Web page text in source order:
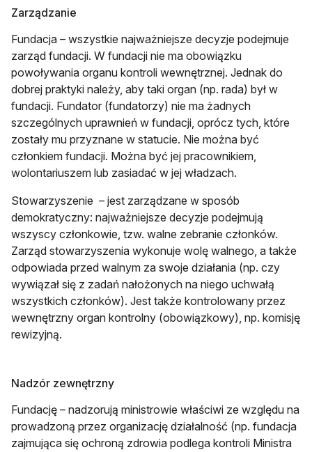
Zarządzanie
Fundacja – wszystkie najważniejsze decyzje podejmuje
zarząd fundacji. W fundacji nie ma obowiązku
powoływania organu kontroli wewnętrznej. Jednak do
dobrej praktyki należy, aby taki organ (np. rada) był w
fundacji. Fundator (fundatorzy) nie ma żadnych
szczególnych uprawnień w fundacji, oprócz tych, które
zostały mu przyznane w statucie. Nie można być
członkiem fundacji. Można być jej pracownikiem,
wolontariuszem lub zasiadać w jej władzach.
Stowarzyszenie – jest zarządzane w sposób
demokratyczny: najważniejsze decyzje podejmują
wszyscy członkowie, tzw. walne zebranie członków.
Zarząd stowarzyszenia wykonuje wolę walnego, a także
odpowiada przed walnym za swoje działania (np. czy
wywiązał się z zadań nałożonych na niego uchwałą
wszystkich członków). Jest także kontrolowany przez
wewnętrzny organ kontrolny (obowiązkowy), np. komisję
rewizyjną.
Nadzór zewnętrzny
Fundację – nadzorują ministrowie właściwi ze względu na
prowadzoną przez organizację działalność (np. fundacja
zajmująca się ochroną zdrowia podlega kontroli Ministra